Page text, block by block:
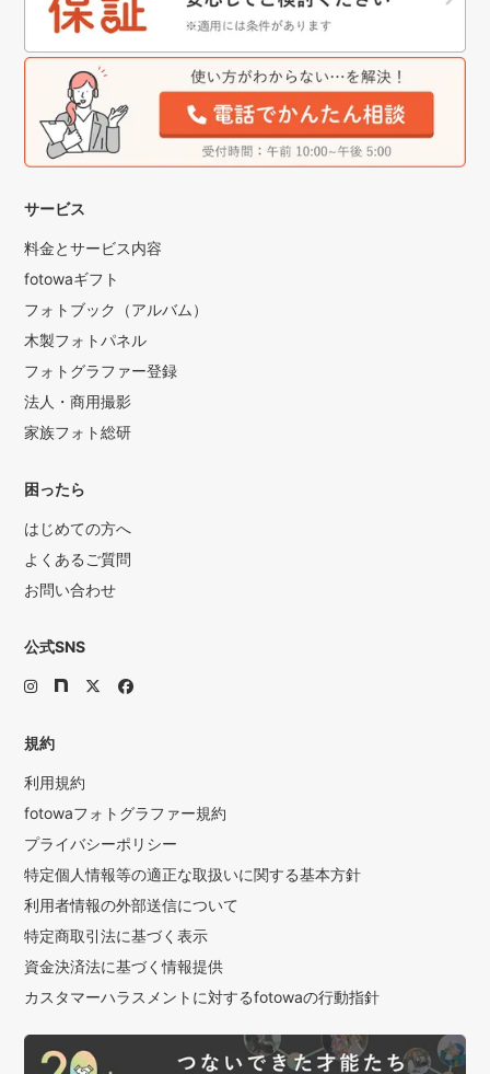
サービス
料金とサービス内容
fotowaギフト
フォトブック（アルバム）
木製フォトパネル
フォトグラファー登録
法人・商用撮影
家族フォト総研
困ったら
はじめての方へ
よくあるご質問
お問い合わせ
公式SNS
規約
利用規約
fotowaフォトグラファー規約
プライバシーポリシー
特定個人情報等の適正な取扱いに関する基本方針
利用者情報の外部送信について
特定商取引法に基づく表示
資金決済法に基づく情報提供
カスタマーハラスメントに対するfotowaの行動指針